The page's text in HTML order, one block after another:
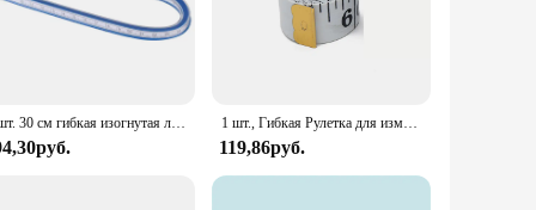
DIY enthusiast, or someone who appreciates precision in
tape can bend and conform to various surfaces,
during prolonged use.
make it simple to read measurements, reducing the
of the tape ensures that you can measure objects of
fabric lengths, and even for DIY home
1 шт. 30 см гибкая изогнутая линейка чертежный измерительный инструмент мягкая пластиковая лента 1 шт., Гибкая Рулетка для измерения веса
119,86руб.